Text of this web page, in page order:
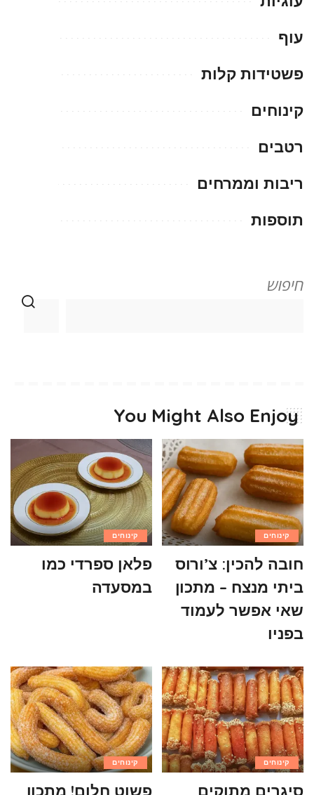
עוף
פשטידות קלות
קינוחים
רטבים
ריבות וממרחים
תוספות
חיפוש
You Might Also Enjoy
קינוחים
חובה להכין: צ’ורוס
ביתי מנצח – מתכון
שאי אפשר לעמוד
בפניו
קינוחים
פלאן ספרדי כמו
במסעדה
קינוחים
סיגרים מתוקים
קינוחים
פשוט חלום! מתכון